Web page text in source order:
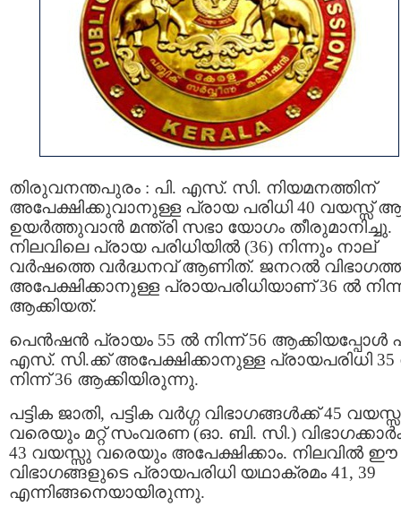
തിരുവനന്തപുരം : പി. എസ്‍. സി. നിയമനത്തിന്
അപേക്ഷിക്കുവാനുള്ള പ്രായ പരിധി 40 വയസ്സ്
ഉയർത്തുവാൻ മന്ത്രി സഭാ യോഗം തീരുമാനിച്ചു.
നിലവിലെ പ്രായ പരിധിയിൽ (36) നിന്നും നാല്
വർഷത്തെ വർദ്ധനവ് ആണിത്. ജനറൽ
അപേക്ഷിക്കാനുള്ള പ്രായപരിധിയാണ് 36 ൽ
ആക്കിയത്.
പെൻഷൻ പ്രായം 55 ൽ നിന്ന് 56 ആക്കിയപ്പോൾ
എസ്‍. സി.ക്ക് അപേക്ഷിക്കാനുള്ള പ്രായപരിധി
നിന്ന് 36 ആക്കിയിരുന്നു.
പട്ടിക ജാതി, പട്ടിക വർഗ്ഗ വിഭാഗങ്ങൾക്ക് 45
വരെയും മറ്റ് സംവരണ (ഓ. ബി. സി.)
43 വയസ്സു വരെയും അപേക്ഷിക്കാം. നിലവിൽ ഈ
വിഭാഗങ്ങളുടെ പ്രായപരിധി യഥാക്രമം 41, 39
എന്നിങ്ങനെയായിരുന്നു.